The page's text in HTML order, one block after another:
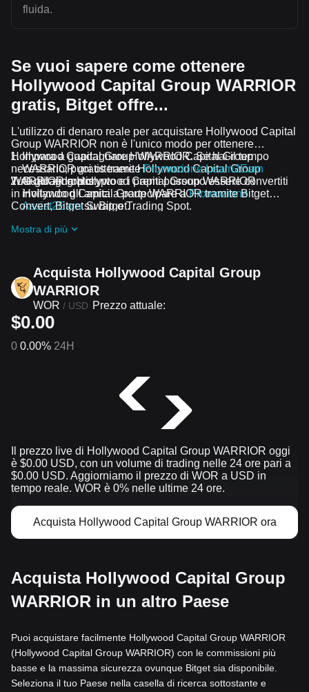
fluida.
Se vuoi sapere come ottenere
Hollywood Capital Group WARRIOR
gratis, Bitget offre...
L'utilizzo di denaro reale per acquistare Hollywood Capital
Group WARRIOR non è l'unico modo per ottenere
Hollywood Capital Group WARRIOR. Se hai il tempo
necessario, puoi ottenere Hollywood Capital Group
WARRIOR gratis.
Impara a guadagnare Hollywood Capital Group
WARRIOR gratis tramitePromozione Learn2Earn
Guadagna Hollywood Capital Group WARRIOR
invitando gli amici a partecipare aPromozione
Assist2Earnsu Bitget.
gratis partecipando a
Tutti gli airdrop crypto e i premi possono essere convertiti
in Hollywood Capital Group WARRIOR tramite Bitget
Convert, Bitget Swap o Trading Spot.
Mostra di più
Acquista Hollywood Capital Group
WARRIOR
WOR / USD Prezzo attuale:
$0.00
0 0.00% 24H
Il prezzo live di Hollywood Capital Group WARRIOR oggi
è $0.00 USD, con un volume di trading nelle 24 ore pari a
$0.00 USD. Aggiorniamo il prezzo di WOR a USD in
tempo reale. WOR è 0% nelle ultime 24 ore.
Acquista Hollywood Capital Group WARRIOR ora
Acquista Hollywood Capital Group
WARRIOR in un altro Paese
Puoi acquistare facilmente Hollywood Capital Group WARRIOR
(Hollywood Capital Group WARRIOR) con le commissioni più
basse e la massima sicurezza ovunque Bitget sia disponibile.
Seleziona il tuo Paese nella casella di ricerca sottostante e